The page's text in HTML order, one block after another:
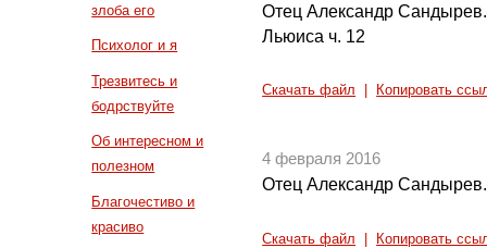
злоба его
Психолог и я
Трезвитесь и
бодрствуйте
Об интересном и
полезном
Благочестиво и
красиво
Отец Александр
Льюиса ч. 12
Скачать файл Копировать
4 февраля 2016
Отец Александр
Скачать файл Копировать